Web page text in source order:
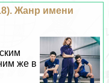
Жанр имени
же в